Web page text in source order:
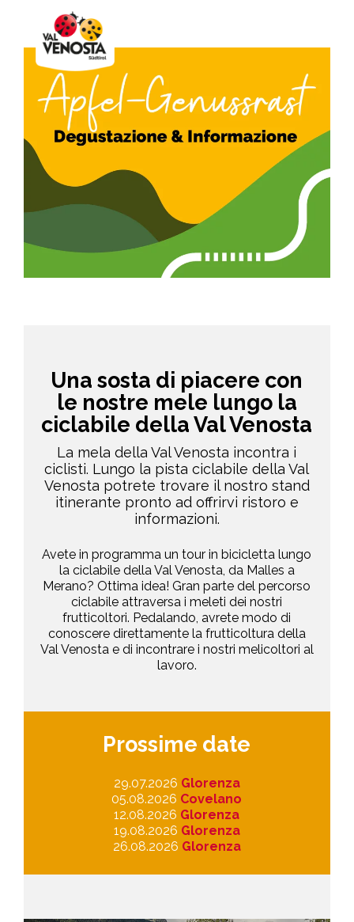
Una sosta di piacere con
le nostre mele lungo la
ciclabile della Val Venosta
La mela della Val Venosta incontra i
ciclisti. Lungo la pista ciclabile della Val
Venosta potrete trovare il nostro stand
itinerante pronto ad offrirvi ristoro e
informazioni.
Avete in programma un tour in bicicletta lungo
la ciclabile della Val Venosta, da Malles a
Merano? Ottima idea! Gran parte del percorso
ciclabile attraversa i meleti dei nostri
frutticoltori. Pedalando, avrete modo di
conoscere direttamente la frutticoltura della
Val Venosta e di incontrare i nostri melicoltori al
lavoro.
Prossime date
29.07.2026 Glorenza
05.08.2026 Covelano
12.08.2026 Glorenza
19.08.2026 Glorenza
26.08.2026 Glorenza